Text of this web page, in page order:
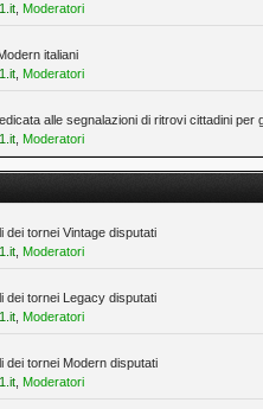
Moderatori
italiani
Moderatori
alle segnalazioni di ritrovi cittadini per
Moderatori
dei tornei Vintage disputati
Moderatori
dei tornei Legacy disputati
Moderatori
dei tornei Modern disputati
Moderatori